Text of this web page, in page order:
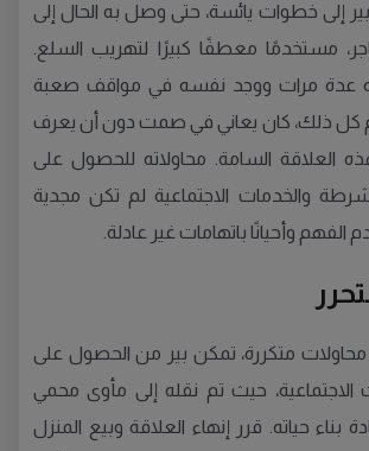
بير إلى خطوات يائسة، حتى وصل به الحال إلى
مستخدمًا معطفًا كبيرًا لتهريب السلع.
عدة مرات ووجد نفسه في مواقف صعبة
كل ذلك، كان يعاني في صمت دون أن يعرف
العلاقة السامة. محاولاته للحصول على
والخدمات الاجتماعية لم تكن مجدية
الفهم وأحيانًا باتهامات غير عادلة.
محاولات متكررة، تمكن بير من الحصول على
حيث تم نقله إلى مأوى محمي
بناء حياته. قرر إنهاء العلاقة وبيع المنزل